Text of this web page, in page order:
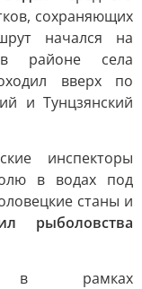
сохраняющих
начался на
районе села
вверх по
и Тунцзянский
инспекторы
в водах под
станы и
рыболовства
в рамках